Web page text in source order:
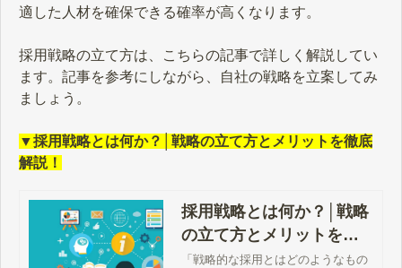
適した人材を確保できる確率が高くなります。
採用戦略の立て方は、こちらの記事で詳しく解説してい
ます。記事を参考にしながら、自社の戦略を立案してみ
ましょう。
▼採用戦略とは何か？│戦略の立て方とメリットを徹底
解説！
採用戦略とは何か？│戦略
の立て方とメリットを徹
底解説！ - エン転職｜【公
「戦略的な採用とはどのようなもの